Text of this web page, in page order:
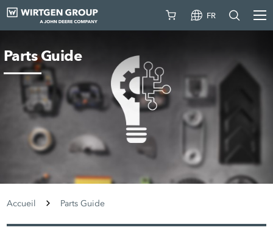
FR
Parts Guide
Accueil Parts Guide